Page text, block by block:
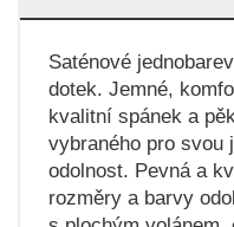
Saténové
dotek. Jemné,
kvalitní spánek a
vybraného pro svou
odolnost. Pevná a
rozměry a barvy